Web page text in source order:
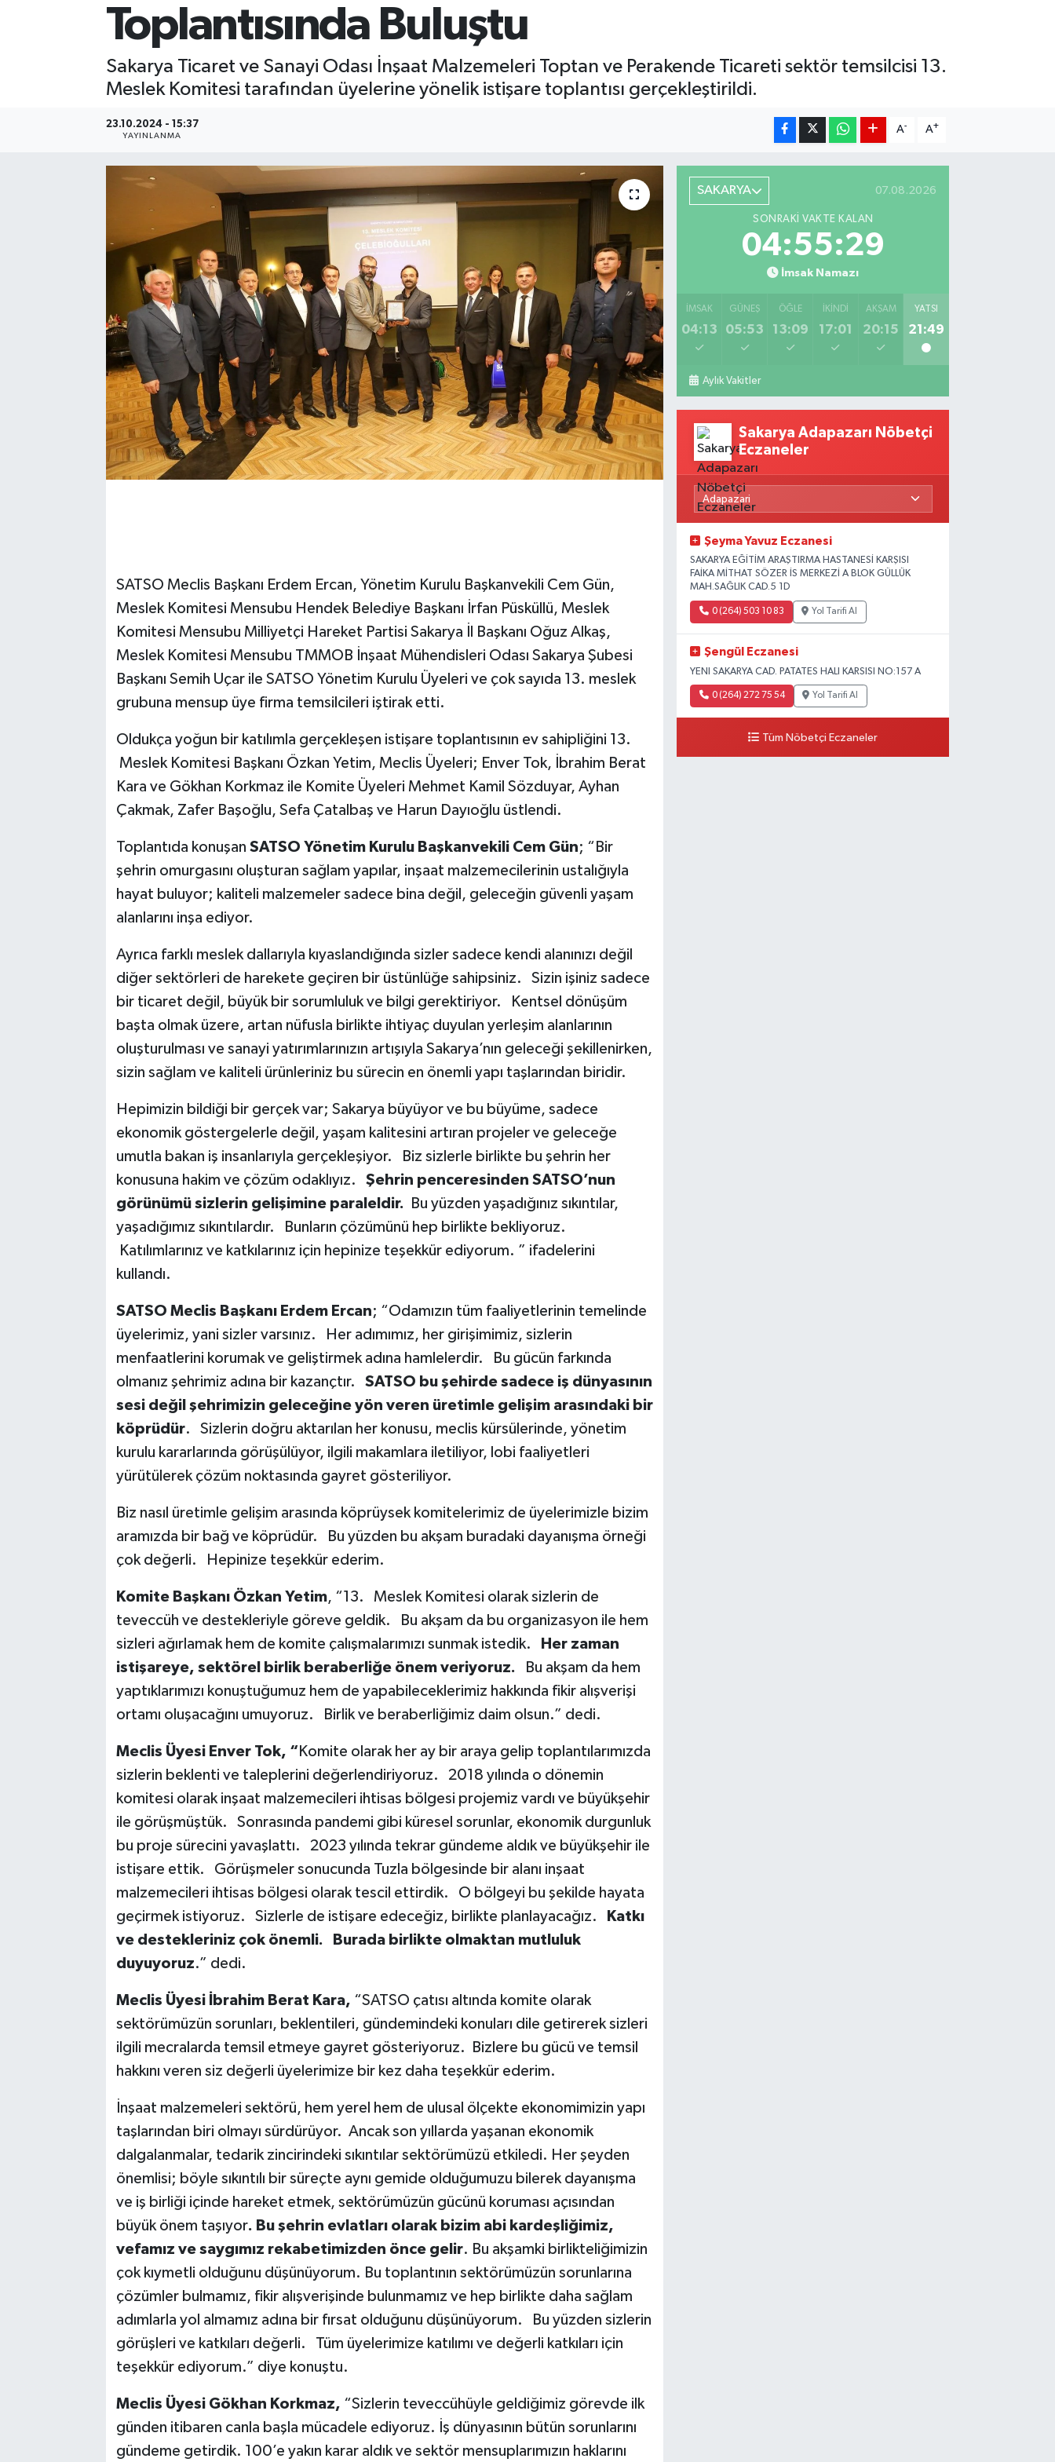
Toplantısında Buluştu
Sakarya Ticaret ve Sanayi Odası İnşaat Malzemeleri Toptan ve Perakende Ticareti sektör temsilcisi 13.
Meslek Komitesi tarafından üyelerine yönelik istişare toplantısı gerçekleştirildi.
23.10.2024 - 15:37
YAYINLANMA
A- A+
SATSO Meclis Başkanı Erdem Ercan, Yönetim Kurulu Başkanvekili Cem Gün,
Meslek Komitesi Mensubu Hendek Belediye Başkanı İrfan Püsküllü, Meslek
Komitesi Mensubu Milliyetçi Hareket Partisi Sakarya İl Başkanı Oğuz Alkaş,
Meslek Komitesi Mensubu TMMOB İnşaat Mühendisleri Odası Sakarya Şubesi
Başkanı Semih Uçar ile SATSO Yönetim Kurulu Üyeleri ve çok sayıda 13. meslek
grubuna mensup üye firma temsilcileri iştirak etti.
Oldukça yoğun bir katılımla gerçekleşen istişare toplantısının ev sahipliğini 13.
Meslek Komitesi Başkanı Özkan Yetim, Meclis Üyeleri; Enver Tok, İbrahim Berat
Kara ve Gökhan Korkmaz ile Komite Üyeleri Mehmet Kamil Sözduyar, Ayhan
Çakmak, Zafer Başoğlu, Sefa Çatalbaş ve Harun Dayıoğlu üstlendi.
Toplantıda konuşan SATSO Yönetim Kurulu Başkanvekili Cem Gün; “Bir
şehrin omurgasını oluşturan sağlam yapılar, inşaat malzemecilerinin ustalığıyla
hayat buluyor; kaliteli malzemeler sadece bina değil, geleceğin güvenli yaşam
alanlarını inşa ediyor.
Ayrıca farklı meslek dallarıyla kıyaslandığında sizler sadece kendi alanınızı değil
diğer sektörleri de harekete geçiren bir üstünlüğe sahipsiniz. Sizin işiniz sadece
bir ticaret değil, büyük bir sorumluluk ve bilgi gerektiriyor. Kentsel dönüşüm
başta olmak üzere, artan nüfusla birlikte ihtiyaç duyulan yerleşim alanlarının
oluşturulması ve sanayi yatırımlarınızın artışıyla Sakarya’nın geleceği şekillenirken,
sizin sağlam ve kaliteli ürünleriniz bu sürecin en önemli yapı taşlarından biridir.
Hepimizin bildiği bir gerçek var; Sakarya büyüyor ve bu büyüme, sadece
ekonomik göstergelerle değil, yaşam kalitesini artıran projeler ve geleceğe
umutla bakan iş insanlarıyla gerçekleşiyor. Biz sizlerle birlikte bu şehrin her
konusuna hakim ve çözüm odaklıyız. Şehrin penceresinden SATSO’nun
görünümü sizlerin gelişimine paraleldir. Bu yüzden yaşadığınız sıkıntılar,
yaşadığımız sıkıntılardır. Bunların çözümünü hep birlikte bekliyoruz.
Katılımlarınız ve katkılarınız için hepinize teşekkür ediyorum. ” ifadelerini
kullandı.
SATSO Meclis Başkanı Erdem Ercan; “Odamızın tüm faaliyetlerinin temelinde
üyelerimiz, yani sizler varsınız. Her adımımız, her girişimimiz, sizlerin
menfaatlerini korumak ve geliştirmek adına hamlelerdir. Bu gücün farkında
olmanız şehrimiz adına bir kazançtır. SATSO bu şehirde sadece iş dünyasının
sesi değil şehrimizin geleceğine yön veren üretimle gelişim arasındaki bir
köprüdür. Sizlerin doğru aktarılan her konusu, meclis kürsülerinde, yönetim
kurulu kararlarında görüşülüyor, ilgili makamlara iletiliyor, lobi faaliyetleri
yürütülerek çözüm noktasında gayret gösteriliyor.
Biz nasıl üretimle gelişim arasında köprüysek komitelerimiz de üyelerimizle bizim
aramızda bir bağ ve köprüdür. Bu yüzden bu akşam buradaki dayanışma örneği
çok değerli. Hepinize teşekkür ederim.
Komite Başkanı Özkan Yetim, “13. Meslek Komitesi olarak sizlerin de
teveccüh ve destekleriyle göreve geldik. Bu akşam da bu organizasyon ile hem
sizleri ağırlamak hem de komite çalışmalarımızı sunmak istedik.
Her zaman
istişareye, sektörel birlik beraberliğe önem veriyoruz.
Bu akşam da hem
yaptıklarımızı konuştuğumuz hem de yapabileceklerimiz hakkında fikir alışverişi
ortamı oluşacağını umuyoruz. Birlik ve beraberliğimiz daim olsun.” dedi.
Meclis Üyesi Enver Tok, “ Komite olarak her ay bir araya gelip toplantılarımızda
sizlerin beklenti ve taleplerini değerlendiriyoruz. 2018 yılında o dönemin
komitesi olarak inşaat malzemecileri ihtisas bölgesi projemiz vardı ve büyükşehir
ile görüşmüştük. Sonrasında pandemi gibi küresel sorunlar, ekonomik durgunluk
bu proje sürecini yavaşlattı. 2023 yılında tekrar gündeme aldık ve büyükşehir ile
istişare ettik. Görüşmeler sonucunda Tuzla bölgesinde bir alanı inşaat
malzemecileri ihtisas bölgesi olarak tescil ettirdik. O bölgeyi bu şekilde hayata
geçirmek istiyoruz. Sizlerle de istişare edeceğiz, birlikte planlayacağız.
Katkı
ve destekleriniz çok önemli. Burada birlikte olmaktan mutluluk
duyuyoruz.” dedi.
Meclis Üyesi İbrahim Berat Kara, “SATSO çatısı altında komite olarak
sektörümüzün sorunları, beklentileri, gündemindeki konuları dile getirerek sizleri
ilgili mecralarda temsil etmeye gayret gösteriyoruz. Bizlere bu gücü ve temsil
hakkını veren siz değerli üyelerimize bir kez daha teşekkür ederim.
İnşaat malzemeleri sektörü, hem yerel hem de ulusal ölçekte ekonomimizin yapı
taşlarından biri olmayı sürdürüyor. Ancak son yıllarda yaşanan ekonomik
dalgalanmalar, tedarik zincirindeki sıkıntılar sektörümüzü etkiledi. Her şeyden
önemlisi; böyle sıkıntılı bir süreçte aynı gemide olduğumuzu bilerek dayanışma
ve iş birliği içinde hareket etmek, sektörümüzün gücünü koruması açısından
büyük önem taşıyor. Bu şehrin evlatları olarak bizim abi kardeşliğimiz,
vefamız ve saygımız rekabetimizden önce gelir. Bu akşamki birlikteliğimizin
çok kıymetli olduğunu düşünüyorum. Bu toplantının sektörümüzün sorunlarına
çözümler bulmamız, fikir alışverişinde bulunmamız ve hep birlikte daha sağlam
adımlarla yol almamız adına bir fırsat olduğunu düşünüyorum. Bu yüzden sizlerin
görüşleri ve katkıları değerli. Tüm üyelerimize katılımı ve değerli katkıları için
teşekkür ediyorum.” diye konuştu.
Meclis Üyesi Gökhan Korkmaz, “Sizlerin teveccühüyle geldiğimiz görevde ilk
günden itibaren canla başla mücadele ediyoruz. İş dünyasının bütün sorunlarını
gündeme getirdik. 100’e yakın karar aldık ve sektör mensuplarımızın haklarını
SAKARYA 07.08.2026
SONRAKI VAKTE KALAN
04:55:28
İmsak Namazı
İMSAK
04:13
GÜNEŞ
05:53
ÖĞLE
13:09
İKINDI
17:01
AKŞAM
20:15
YATSI
21:49
Aylık Vakitler
Sakarya Adapazarı Nöbetçi
Eczaneler
Şeyma Yavuz Eczanesi
SAKARYA EĞİTİM ARAŞTIRMA HASTANESİ KARŞISI
FAİKA MİTHAT SÖZER İS MERKEZİ A BLOK GÜLLÜK
MAH.SAĞLIK CAD.5 1D
0 (264) 503 10 83 Yol Tarifi Al
Şengül Eczanesi
YENI SAKARYA CAD. PATATES HALI KARSISI NO:157 A
0 (264) 272 75 54 Yol Tarifi Al
Tüm Nöbetçi Eczaneler